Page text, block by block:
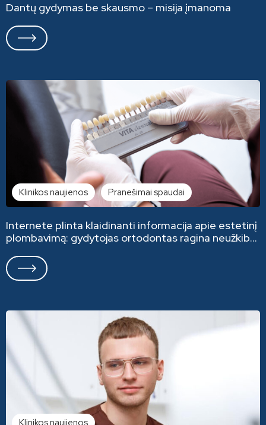
Dantų gydymas be skausmo – misija įmanoma
Klinikos naujienos Pranešimai spaudai
Internete plinta klaidinanti informacija apie estetinį
plombavimą: gydytojas ortodontas ragina neužkibti